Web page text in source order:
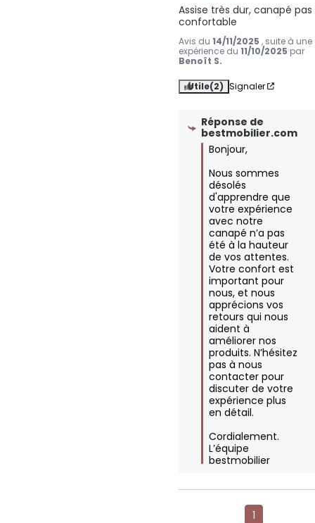
Assise très dur, canapé pas
confortable
Avis du14/11/2025 , suite à une
expérience du11/10/2025 par
Benoît S.
Utile(2) Signaler
Réponse de
bestmobilier.com
Bonjour,
Nous sommes
désolés
d'apprendre que
votre expérience
avec notre
canapé n’a pas
été à la hauteur
de vos attentes.
Votre confort est
important pour
nous, et nous
apprécions vos
retours qui nous
aident à
améliorer nos
produits. N’hésitez
pas à nous
contacter pour
discuter de votre
expérience plus
en détail.
Cordialement.
L’équipe
bestmobilier
1